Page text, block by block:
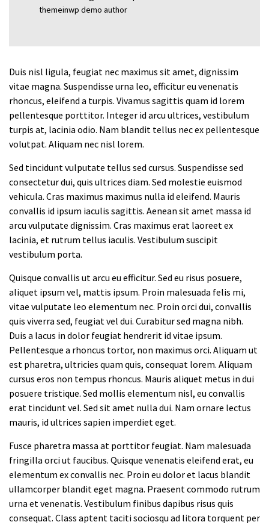
themeinwp demo author
Duis nisl ligula, feugiat nec maximus sit amet, dignissim
vitae magna. Suspendisse urna leo, efficitur eu venenatis
rhoncus, eleifend a turpis. Vivamus sagittis quam id lorem
pellentesque porttitor. Integer id arcu ultrices, vestibulum
turpis at, lacinia odio. Nam blandit tellus nec ex pellentesque
volutpat. Aliquam nec nisl lorem.
Sed tincidunt vulputate tellus sed cursus. Suspendisse sed
consectetur dui, quis ultrices diam. Sed molestie euismod
vehicula. Cras maximus maximus nulla id eleifend. Mauris
convallis id ipsum iaculis sagittis. Aenean sit amet massa id
arcu vulputate dignissim. Cras maximus erat laoreet ex
lacinia, et rutrum tellus iaculis. Vestibulum suscipit
vestibulum porta.
Quisque convallis ut arcu eu efficitur. Sed eu risus posuere,
aliquet ipsum vel, mattis ipsum. Proin malesuada felis mi,
vitae vulputate leo elementum nec. Proin orci dui, convallis
quis viverra sed, feugiat vel dui. Curabitur sed magna nibh.
Duis a lacus in dolor feugiat hendrerit id vitae ipsum.
Pellentesque a rhoncus tortor, non maximus orci. Aliquam ut
est pharetra, ultricies quam quis, consequat lorem. Aliquam
cursus eros non tempus rhoncus. Mauris aliquet metus in dui
posuere tristique. Sed mollis elementum nisl, eu convallis
erat tincidunt vel. Sed sit amet nulla dui. Nam ornare lectus
mauris, id ultrices sapien imperdiet eget.
Fusce pharetra massa at porttitor feugiat. Nam malesuada
fringilla orci ut faucibus. Quisque venenatis eleifend erat, eu
elementum ex convallis nec. Proin eu dolor et lacus blandit
ullamcorper blandit eget magna. Praesent commodo rutrum
urna et venenatis. Vestibulum finibus dapibus risus quis
consequat. Class aptent taciti sociosqu ad litora torquent per